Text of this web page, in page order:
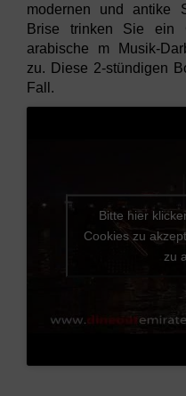
modernen und antike
Brise trinken Sie ein
arabische m Musik-
zu. Diese 2-stündigen
Fall.
Bitte hier
Cookies zu
zu